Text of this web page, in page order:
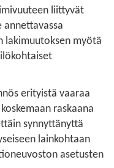
liittyvät
lakimuutoksen myötä
erityistä vaaraa
raskaana
synnyttänyttä
lainkohtaan
asetusten